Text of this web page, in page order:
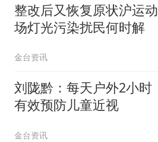
整改后又恢复原状沪运动
场灯光污染扰民何时解
金台资讯
刘陇黔：每天户外2小时
有效预防儿童近视
金台资讯